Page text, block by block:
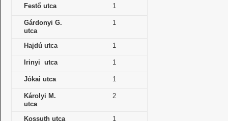
Festő utca 1
Gárdonyi G.
utca
1
Hajdú utca 1
Irinyi utca 1
Jókai utca 1
Károlyi M.
utca
2
Kossuth utca 1